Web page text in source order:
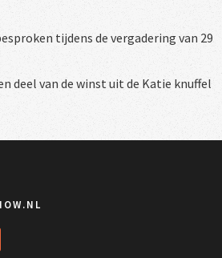
tijdens de vergadering van 29
deel van de winst uit de Katie knuffel